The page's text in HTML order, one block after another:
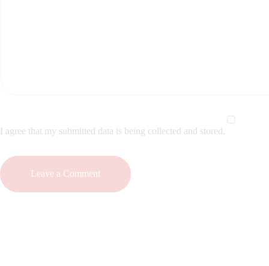
I agree that my submitted data is being collected and stored.